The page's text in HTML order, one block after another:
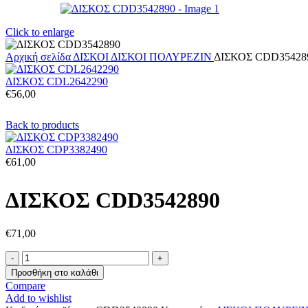
Click to enlarge
Αρχική σελίδα ΔΙΣΚΟΙ ΔΙΣΚΟΙ ΠΟΛΥΡΕΖΙΝ ΔΙΣΚΟΣ
ΔΙΣΚΟΣ CDL2642290
€56,00
Back to products
ΔΙΣΚΟΣ CDP3382490
€61,00
ΔΙΣΚΟΣ CDD3542890
€71,00
Προσθήκη στο καλάθι
Compare
Add to wishlist